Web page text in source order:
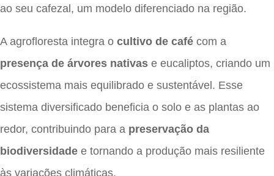
ao seu cafezal, um modelo diferenciado na região.
A agrofloresta integra o cultivo de café com a
presença de árvores nativas e eucaliptos, criando um
ecossistema mais equilibrado e sustentável. Esse
sistema diversificado beneficia o solo e as plantas ao
redor, contribuindo para a preservação da
biodiversidade e tornando a produção mais resiliente
às variações climáticas.